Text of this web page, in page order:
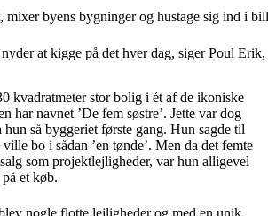
byens bygninger og hustage sig ind i
at kigge på det hver dag, siger Poul
kvadratmeter stor bolig i ét af de ikoniske
har navnet ’De fem søstre’. Jette var dog
så byggeriet første gang. Hun sagde til
bo i sådan ’en tønde’. Men da det femte
som projektlejligheder, var hun alligevel
et køb.
nogle flotte lejligheder og med en unik